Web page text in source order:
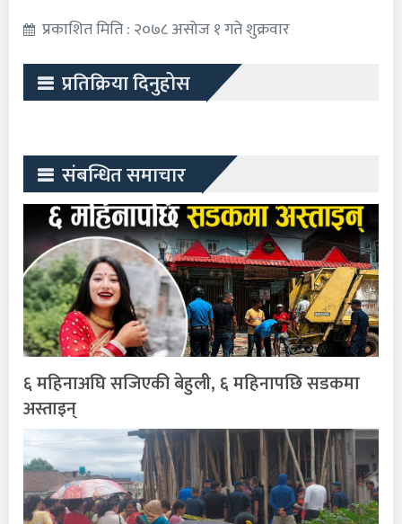
प्रकाशित मिति : २०७८ असोज १ गते शुक्रवार
प्रतिक्रिया दिनुहोस
संबन्धित समाचार
६ महिनाअघि सजिएकी बेहुली, ६ महिनापछि सडकमा
अस्ताइन्